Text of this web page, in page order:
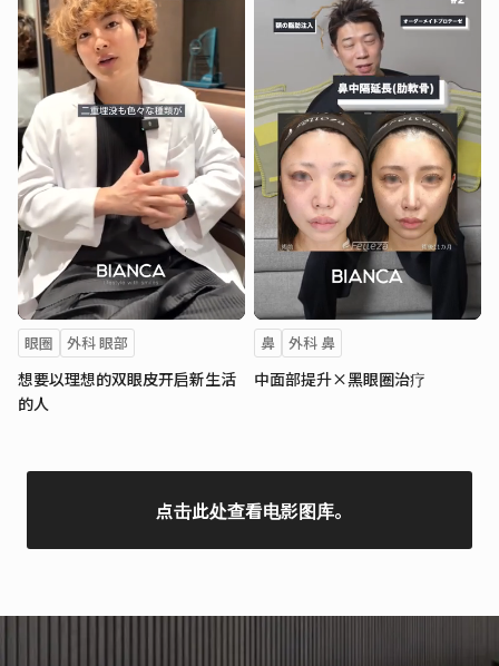
眼圈 外科 眼部
想要以理想的双眼皮开启新生活
的人
鼻 外科 鼻
中面部提升×黑眼圈治疗
点击此处查看电影图库。